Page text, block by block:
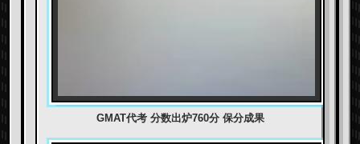
GMAT代考 分数出炉760分 保分成果